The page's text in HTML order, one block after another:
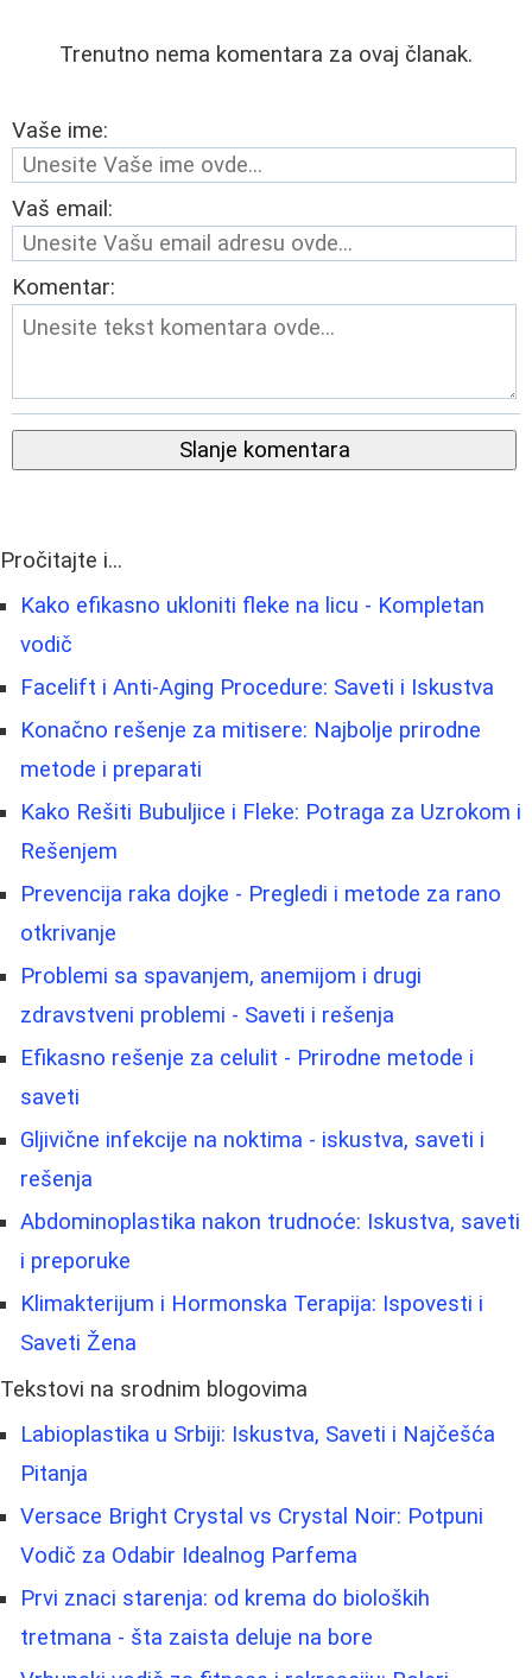
Trenutno nema komentara za ovaj članak.
Vaše ime:
Vaš email:
Komentar:
Slanje komentara
Pročitajte i...
Kako efikasno ukloniti fleke na licu - Kompletan
vodič
Facelift i Anti-Aging Procedure: Saveti i Iskustva
Konačno rešenje za mitisere: Najbolje prirodne
metode i preparati
Kako Rešiti Bubuljice i Fleke: Potraga za Uzrokom i
Rešenjem
Prevencija raka dojke - Pregledi i metode za rano
otkrivanje
Problemi sa spavanjem, anemijom i drugi
zdravstveni problemi - Saveti i rešenja
Efikasno rešenje za celulit - Prirodne metode i
saveti
Gljivične infekcije na noktima - iskustva, saveti i
rešenja
Abdominoplastika nakon trudnoće: Iskustva, saveti
i preporuke
Klimakterijum i Hormonska Terapija: Ispovesti i
Saveti Žena
Tekstovi na srodnim blogovima
Labioplastika u Srbiji: Iskustva, Saveti i Najčešća
Pitanja
Versace Bright Crystal vs Crystal Noir: Potpuni
Vodič za Odabir Idealnog Parfema
Prvi znaci starenja: od krema do bioloških
tretmana - šta zaista deluje na bore